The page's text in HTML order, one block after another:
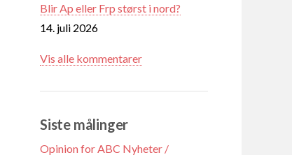
Blir Ap eller Frp størst i nord?
14. juli 2026
Vis alle kommentarer
Siste målinger
Opinion for ABC Nyheter /